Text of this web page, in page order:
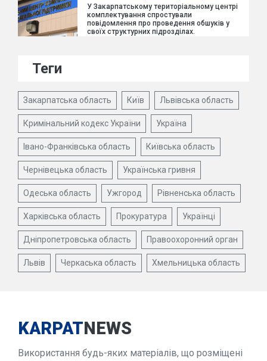
У Закарпатському територіальному центрі
комплектування спростували
повідомлення про проведення обшуків у
своїх структурних підрозділах.
Теги
Закарпатська область Київ Львівська область
Кримінальний кодекс України Україна
Івано-Франківська область Київська область
Чернівецька область Українська гривня
Одеська область Ужгород Рівненська область
Харківська область Прокуратура Українці
Дніпропетровська область Правоохоронний орган
Львів Черкаська область Хмельницька область
KARPATNEWS
Використання будь-яких матеріалів, що розміщені